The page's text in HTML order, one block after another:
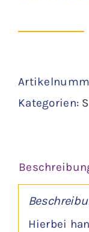
Hose-
Menge
Kategorien:
Hierbei